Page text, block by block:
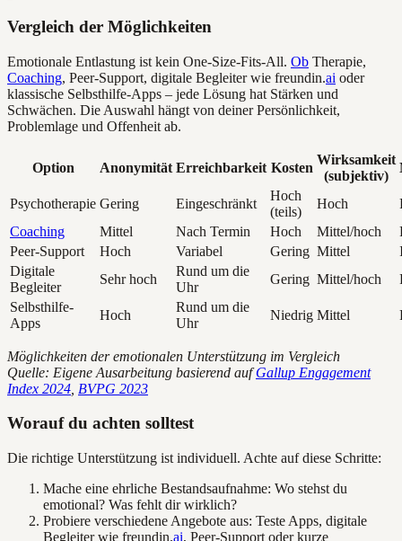
Vergleich der Möglichkeiten
Emotionale Entlastung ist kein One-Size-Fits-All. Ob Therapie,
Coaching, Peer-Support, digitale Begleiter wie freundin.ai oder
klassische Selbsthilfe-Apps – jede Lösung hat Stärken und
Schwächen. Die Auswahl hängt von deiner Persönlichkeit,
Problemlage und Offenheit ab.
Option Anonymität Erreichbarkeit Kosten
Wirksamkeit
(subjektiv)
Psychotherapie Gering Eingeschränkt
Hoch
(teils)
Hoch
Coaching
Mittel Nach Termin Hoch Mittel/hoch
Peer-Support
Hoch Variabel Gering Mittel
Digitale
Begleiter
Sehr hoch
Rund um die
Uhr
Gering Mittel/hoch
Selbsthilfe-
Apps
Hoch
Rund um die
Uhr
Niedrig Mittel
Möglichkeiten der emotionalen Unterstützung im Vergleich
Quelle: Eigene Ausarbeitung basierend aufGallup Engagement
Index 2024 BVPG 2023
Worauf du achten solltest
Die richtige Unterstützung ist individuell. Achte auf diese Schritte:
Mache eine ehrliche Bestandsaufnahme: Wo stehst du
emotional? Was fehlt dir wirklich?
Probiere verschiedene Angebote aus: Teste Apps, digitale
Begleiter wie freundin.ai, Peer-Support oder kurze